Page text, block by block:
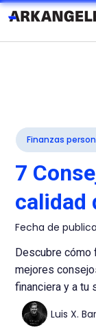
Finanzas
7
calidad
Fecha de
Descubre cómo
mejores
financiera y a tu
Luis X.